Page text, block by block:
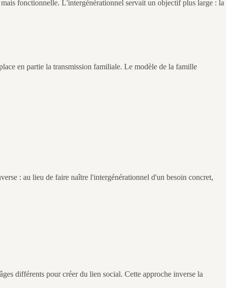
fonctionnelle. L'intergénérationnel servait un objectif plus large : la
en partie la transmission familiale. Le modèle de la famille
: au lieu de faire naître l'intergénérationnel d'un besoin concret,
différents pour créer du lien social. Cette approche inverse la